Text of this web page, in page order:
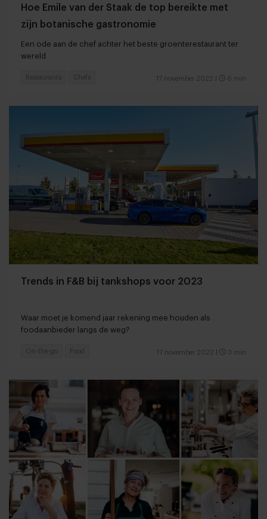
Hoe Emile van der Staak de top bereikte met
zijn botanische gastronomie
Een ode aan de chef achter het beste groenterestaurant ter
wereld
17 november 2022 6 min
Restaurants Chefs
Trends in F&B bij tankshops voor 2023
Waar moet je komend jaar rekening mee houden als
foodaanbieder langs de weg?
17 november 2022 3 min
On-the-go Food